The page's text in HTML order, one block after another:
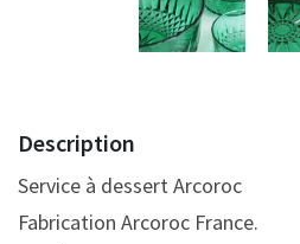
Description
Service à dessert Arcoroc
Fabrication Arcoroc France.